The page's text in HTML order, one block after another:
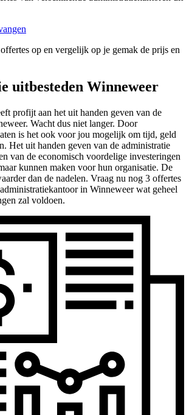
op en vergelijk op je gemak de prijs en
uitbesteden Winneweer
profijt aan het uit handen geven van de
Wacht dus niet langer. Door
is het ook voor jou mogelijk om tijd, geld
Het uit handen geven van de administratie
van de economisch voordelige investeringen
kunnen maken voor hun organisatie. De
dan de nadelen. Vraag nu nog 3 offertes
in Winneweer wat geheel
zal voldoen.